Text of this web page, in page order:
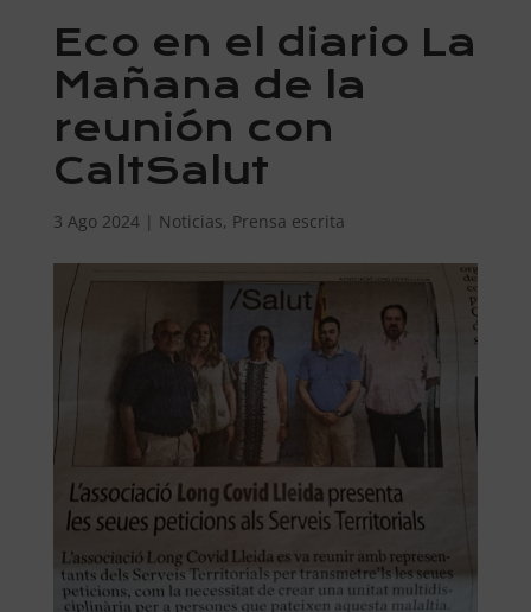
Eco en el diario La
Mañana de la
reunión con
CaltSalut
3 Ago 2024| Noticias, Prensa escrita